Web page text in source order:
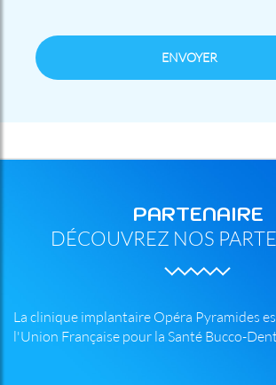
PARTENAIRE
DÉCOUVREZ NOS
La clinique implantaire Opéra Pyramides
l'Union Française pour la Santé Bucco-